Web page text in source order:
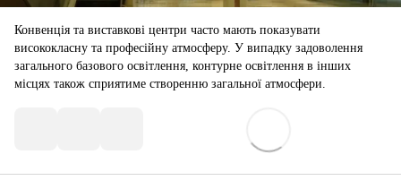
Конвенція та виставкові центри часто мають показувати
висококласну та професійну атмосферу. У випадку задоволення
загального базового освітлення, контурне освітлення в інших
місцях також сприятиме створенню загальної атмосфери.